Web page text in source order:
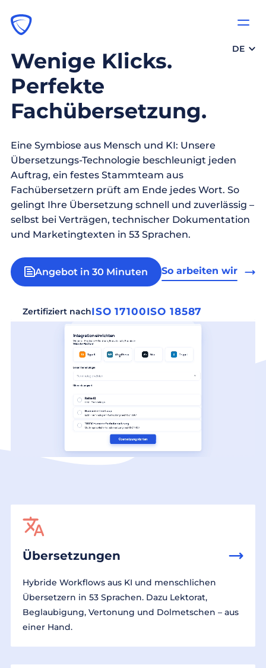
DE
Wenige Klicks.
Perfekte
Fachübersetzung.
Eine Symbiose aus Mensch und KI: Unsere
Übersetzungs-Technologie beschleunigt jeden
Auftrag, ein festes Stammteam aus
Fachübersetzern prüft am Ende jedes Wort. So
gelingt Ihre Übersetzung schnell und zuverlässig –
selbst bei Verträgen, technischer Dokumentation
und Marketingtexten in 53 Sprachen.
Angebot in 30 Minuten So arbeiten wir
Zertifiziert nachISO 17100ISO 18587
Übersetzungen
Hybride Workflows aus KI und menschlichen
Übersetzern in 53 Sprachen. Dazu Lektorat,
Beglaubigung, Vertonung und Dolmetschen – aus
einer Hand.